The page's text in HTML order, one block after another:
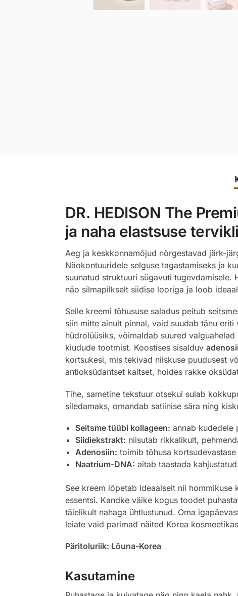
DR. HEDISON The
ja naha elastsuse
Aeg ja keskkonnamõjud nõrgestavad järk-
Näokontuuridele selguse tagastamiseks ja
suunatud struktuuri sügavuti
näo silmapilkselt siidise looriga ja loob
Selle kreemi tõhususe saladus peitub
siin mitte ainult pinnal, vaid suudab tänu
hüdrolüüsiks, võimaldab suured
kiudude tootmist. Koostises sisalduv
kortsukesi, mis tekivad niiskuse puudusest
antioksüdantset kaitset, hoides rakke
Tihe, sametine tekstuur otsekui sulab
siledamaks, omandab satiinise sära ning
Seitsme tüübi kollageen: annab kudedele
Siidiekstrakt: niisutab rikkalikult,
Adenosiin: toimib tõhusa
Naatrium-DNA: aitab taastada
See kreem lõpetab ideaalselt nii
essentsi. Kandke väike kogus toodet
täielikult nahaga ühtlustunud. Oma
leiate vaid parimad näited Korea
Päritoluriik: Lõuna-Korea
Kasutamine